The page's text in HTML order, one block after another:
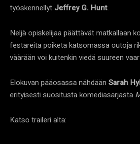
työskennellyt Jeffrey G. Hunt.
Neljä opiskelijaa päättävät matkallaan
festareita poiketa katsomassa outoja
väärään voi kuitenkin viedä suureen
Elokuvan pääosassa nähdään Sarah
erityisesti suositusta komediasarjasta
Katso traileri alta: